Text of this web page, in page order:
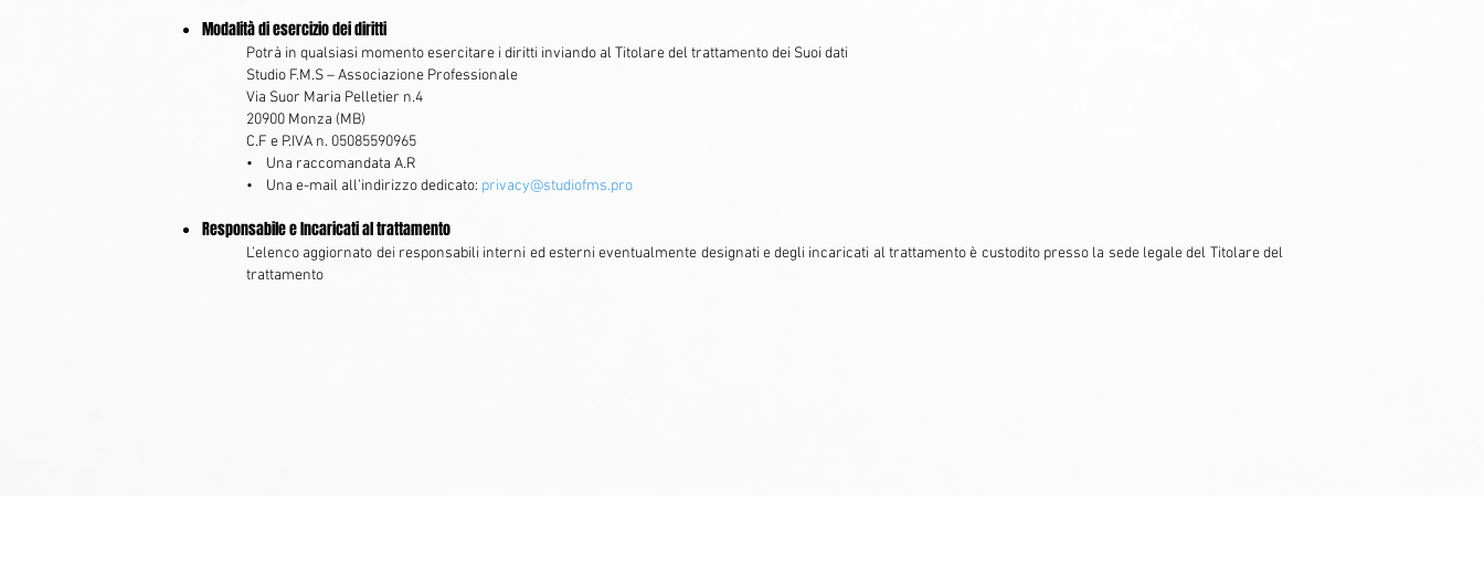
Modalità di esercizio dei diritti
Potrà in qualsiasi momento esercitare i diritti inviando al Titolare del trattamento dei Suoi dati
Studio F.M.S – Associazione Professionale
Via Suor Maria Pelletier n.4
20900 Monza (MB)
C.F e P.IVA n. 05085590965
• Una raccomandata A.R
• Una e-mail all’indirizzo dedicato: privacy@studiofms.pro
Responsabile e Incaricati al trattamento
L’elenco aggiornato dei responsabili interni ed esterni eventualmente designati e degli incaricati al trattamento è custodito presso la sede legale del Titolare del
trattamento